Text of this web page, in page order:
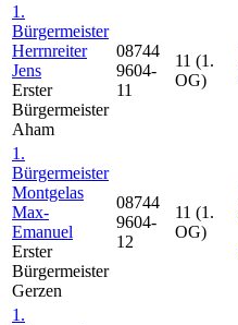
1.
Bürgermeister
Herrnreiter
Jens
Erster
Bürgermeister
Aham
08744
9604-
11
11 (1.
OG)
1.
Bürgermeister
Montgelas
Max-
Emanuel
Erster
Bürgermeister
Gerzen
08744
9604-
12
11 (1.
OG)
1.